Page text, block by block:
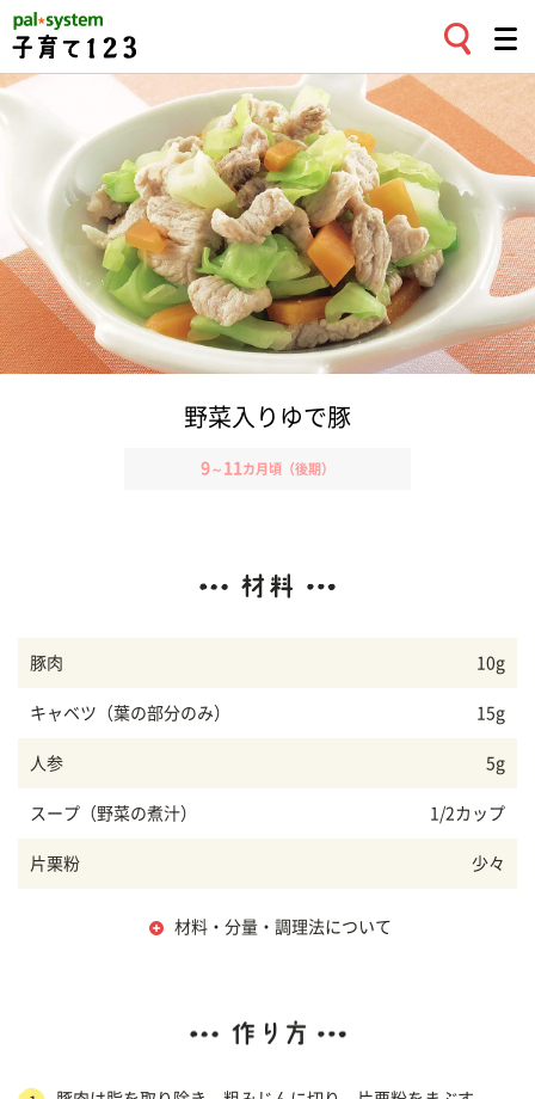
野菜入りゆで豚
9～ 11 カ月頃（後期）
豚肉 10g
キャベツ（葉の部分のみ） 15g
人参 5g
スープ（野菜の煮汁） 1/2カップ
片栗粉 少々
材料・分量・調理法について